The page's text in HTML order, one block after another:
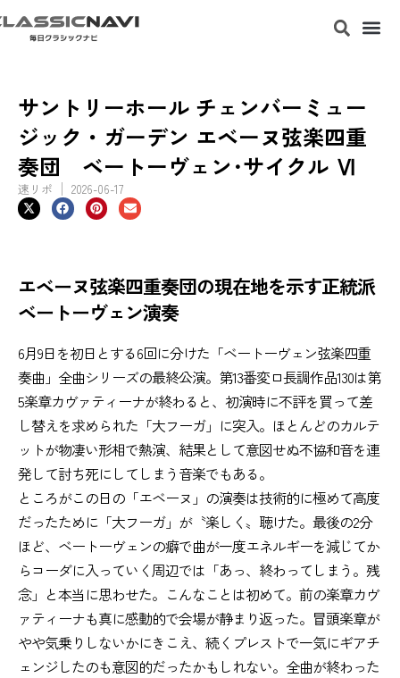
サントリーホール チェンバーミュー
ジック・ガーデン エベーヌ弦楽四重
奏団 ベートーヴェン･サイクル Ⅵ
速リポ 2026-06-17
エベーヌ弦楽四重奏団の現在地を示す正統派
ベートーヴェン演奏
6月9日を初日とする6回に分けた「ベートーヴェン弦楽四重
奏曲」全曲シリーズの最終公演。第13番変ロ長調作品130は第
5楽章カヴァティーナが終わると、初演時に不評を買って差
し替えを求められた「大フーガ」に突入。ほとんどのカルテ
ットが物凄い形相で熱演、結果として意図せぬ不協和音を連
発して討ち死にしてしまう音楽でもある。
ところがこの日の「エベーヌ」の演奏は技術的に極めて高度
だったために「大フーガ」が〝楽しく〟聴けた。最後の2分
ほど、ベートーヴェンの癖で曲が一度エネルギーを減じてか
らコーダに入っていく周辺では「あっ、終わってしまう。残
念」と本当に思わせた。こんなことは初めて。前の楽章カヴ
ァティーナも真に感動的で会場が静まり返った。冒頭楽章が
やや気乗りしないかにきこえ、続くプレストで一気にギアチ
ェンジしたのも意図的だったかもしれない。全曲が終わった